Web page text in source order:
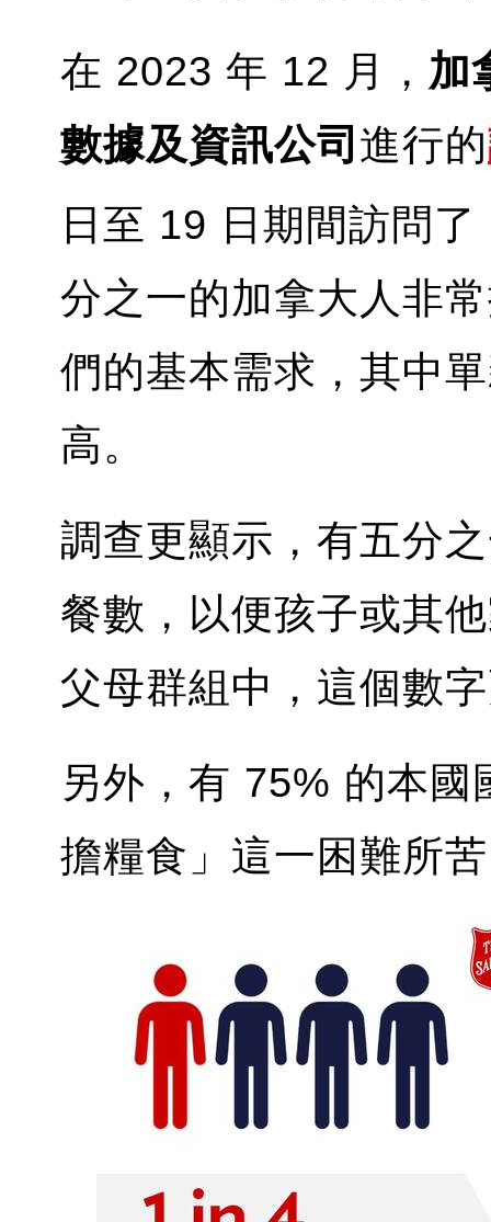
在 2023 年 12 月， 加
數據及資訊公司 進行的
日至 19 日期間訪問
分之一的加拿大人非
們的基本需求，其中
高。
調查更顯示，有五分
餐數，以便孩子或其
父母群組中，這個數
另外，有 75% 的本
擔糧食」這一困難所